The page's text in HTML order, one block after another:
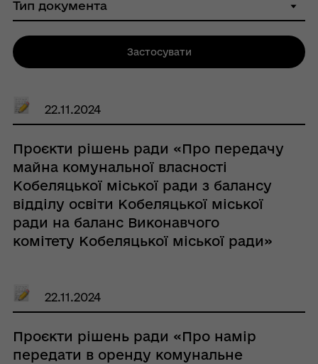
22.11.2024
Проєкти рішень ради «Про передачу
майна комунальної власності
Кобеляцької міської ради з балансу
відділу освіти Кобеляцької міської
ради на баланс Виконавчого
комітету Кобеляцької міської ради»
22.11.2024
Проєкти рішень ради «Про намір
передати в оренду комунальне
Застосувати